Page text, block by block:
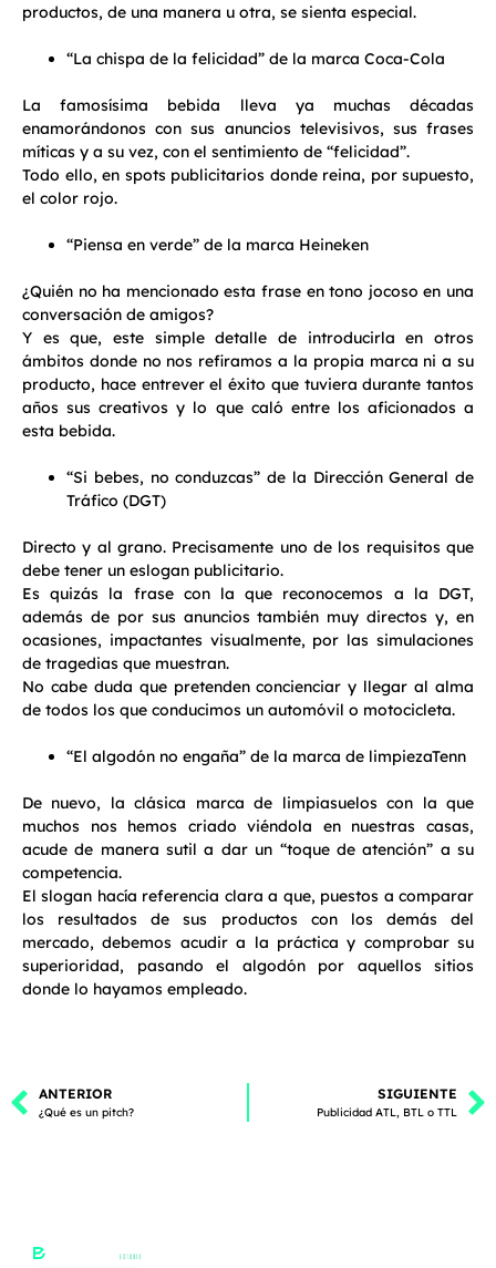
productos, de una manera u otra, se sienta especial.
“La chispa de la felicidad” de la marca Coca-Cola
La famosísima bebida lleva ya muchas décadas
enamorándonos con sus anuncios televisivos, sus frases
míticas y a su vez, con el sentimiento de “felicidad”.
Todo ello, en spots publicitarios donde reina, por supuesto,
el color rojo.
“Piensa en verde” de la marca Heineken
¿Quién no ha mencionado esta frase en tono jocoso en una
conversación de amigos?
Y es que, este simple detalle de introducirla en otros
ámbitos donde no nos refiramos a la propia marca ni a su
producto, hace entrever el éxito que tuviera durante tantos
años sus creativos y lo que caló entre los aficionados a
esta bebida.
“Si bebes, no conduzcas” de la Dirección General de
Tráfico (DGT)
Directo y al grano. Precisamente uno de los requisitos que
debe tener un eslogan publicitario.
Es quizás la frase con la que reconocemos a la DGT,
además de por sus anuncios también muy directos y, en
ocasiones, impactantes visualmente, por las simulaciones
de tragedias que muestran.
No cabe duda que pretenden concienciar y llegar al alma
de todos los que conducimos un automóvil o motocicleta.
“El algodón no engaña” de la marca de limpiezaTenn
De nuevo, la clásica marca de limpiasuelos con la que
muchos nos hemos criado viéndola en nuestras casas,
acude de manera sutil a dar un “toque de atención” a su
competencia.
El slogan hacía referencia clara a que, puestos a comparar
los resultados de sus productos con los demás del
mercado, debemos acudir a la práctica y comprobar su
superioridad, pasando el algodón por aquellos sitios
donde lo hayamos empleado.
ANTERIOR
¿Qué es un pitch?
SIGUIENTE
Publicidad ATL, BTL o TTL